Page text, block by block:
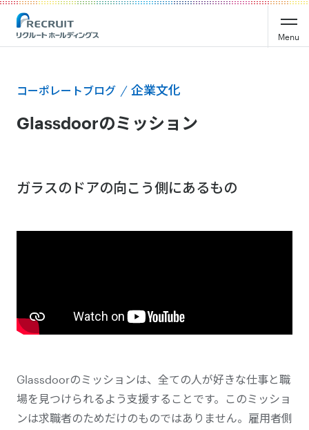
Menu
コーポレートブログ 企業文化
Glassdoorのミッション
ガラスのドアの向こう側にあるもの
Glassdoorのミッションは、全ての人が好きな仕事と職
場を見つけられるよう支援することです。このミッショ
ンは求職者のためだけのものではありません。雇用者側